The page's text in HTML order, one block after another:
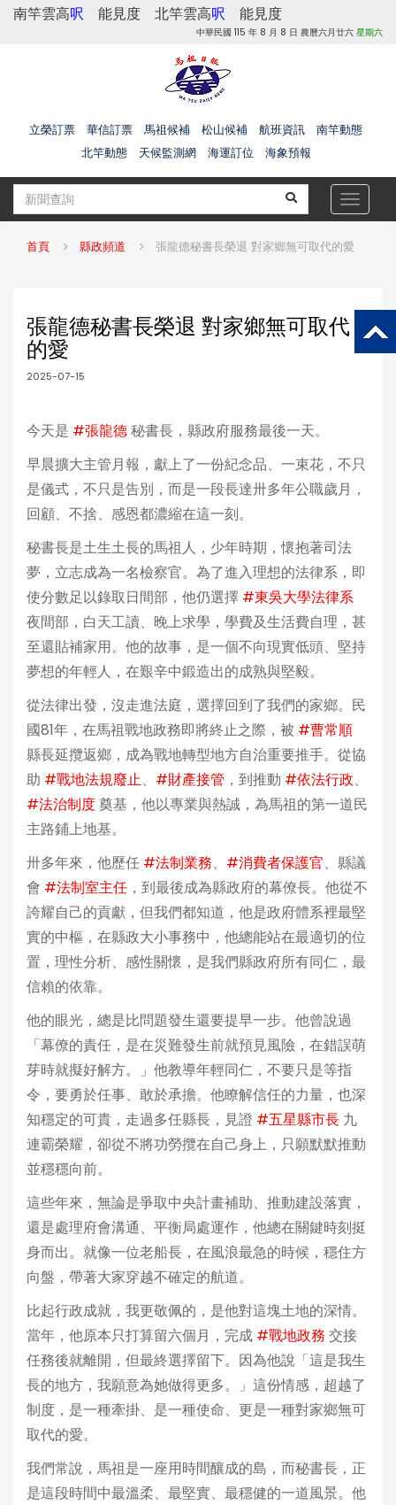
南竿雲高呎 能見度 北竿雲高呎 能見度
中華民國 115 年 8 月 8 日 農曆六月廿六 星期六
立榮訂票 華信訂票 馬祖候補 松山候補 航班資訊
南竿動態
北竿動態
天候監測網 海運訂位 海象預報
Toggle
首頁 縣政頻道 張龍德秘書長榮退 對家鄉無可取代的愛
張龍德秘書長榮退 對家鄉無可取代
的愛
2025-07-15
今天是 #張龍德秘書長，縣政府服務最後一天。
早晨擴大主管月報，獻上了一份紀念品、一束花，不只
是儀式，不只是告別，而是一段長達卅多年公職歲月，
回顧、不捨、感恩都濃縮在這一刻。
秘書長是土生土長的馬祖人，少年時期，懷抱著司法
夢，立志成為一名檢察官。為了進入理想的法律系，即
使分數足以錄取日間部，他仍選擇 #東吳大學法律系
夜間部，白天工讀、晚上求學，學費及生活費自理，甚
至還貼補家用。他的故事，是一個不向現實低頭、堅持
夢想的年輕人，在艱辛中鍛造出的成熟與堅毅。
從法律出發，沒走進法庭，選擇回到了我們的家鄉。民
國81年，在馬祖戰地政務即將終止之際，被 #曹常順
縣長延攬返鄉，成為戰地轉型地方自治重要推手。從協
助 #戰地法規廢止、 #財產接管 ，到推動 #依法行政、
#法治制度 奠基，他以專業與熱誠，為馬祖的第一道民
主路鋪上地基。
卅多年來，他歷任 #法制業務、 #消費者保護官、縣議
會 #法制室主任 ，到最後成為縣政府的幕僚長。他從不
誇耀自己的貢獻，但我們都知道，他是政府體系裡最堅
實的中樞，在縣政大小事務中，他總能站在最適切的位
置，理性分析、感性關懷，是我們縣政府所有同仁，最
信賴的依靠。
他的眼光，總是比問題發生還要提早一步。他曾說過
「幕僚的責任，是在災難發生前就預見風險，在錯誤萌
芽時就擬好解方。」他教導年輕同仁，不要只是等指
令，要勇於任事、敢於承擔。他瞭解信任的力量，也深
知穩定的可貴，走過多任縣長，見證 #五星縣市長 九
連霸榮耀，卻從不將功勞攬在自己身上，只願默默推動
並穩穩向前。
這些年來，無論是爭取中央計畫補助、推動建設落實，
還是處理府會溝通、平衡局處運作，他總在關鍵時刻挺
身而出。就像一位老船長，在風浪最急的時候，穩住方
向盤，帶著大家穿越不確定的航道。
比起行政成就，我更敬佩的，是他對這塊土地的深情。
當年，他原本只打算留六個月，完成 #戰地政務 交接
任務後就離開，但最終選擇留下。因為他說「這是我生
長的地方，我願意為她做得更多。」這份情感，超越了
制度，是一種牽掛、是一種使命、更是一種對家鄉無可
取代的愛。
我們常說，馬祖是一座用時間釀成的島，而秘書長，正
是這段時間中最溫柔、最堅實、最穩健的一道風景。他